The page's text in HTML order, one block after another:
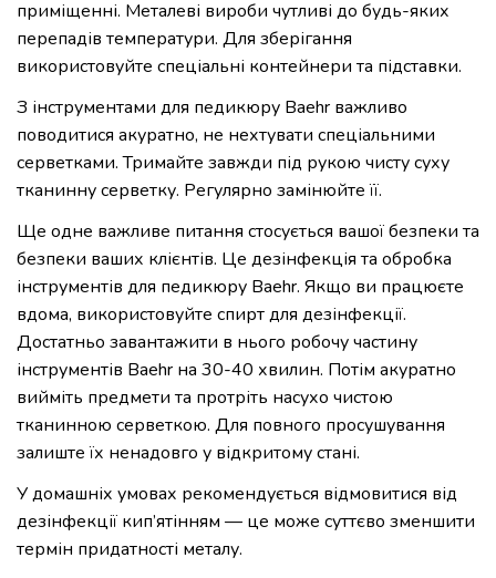
приміщенні. Металеві вироби чутливі до будь-яких
перепадів температури. Для зберігання
використовуйте спеціальні контейнери та підставки.
З інструментами для педикюру Baehr важливо
поводитися акуратно, не нехтувати спеціальними
серветками. Тримайте завжди під рукою чисту суху
тканинну серветку. Регулярно замінюйте її.
Ще одне важливе питання стосується вашої безпеки та
безпеки ваших клієнтів. Це дезінфекція та обробка
інструментів для педикюру Baehr. Якщо ви працюєте
вдома, використовуйте спирт для дезінфекції.
Достатньо завантажити в нього робочу частину
інструментів Baehr на 30-40 хвилин. Потім акуратно
вийміть предмети та протріть насухо чистою
тканинною серветкою. Для повного просушування
залиште їх ненадовго у відкритому стані.
У домашніх умовах рекомендується відмовитися від
дезінфекції кип’ятінням — це може суттєво зменшити
термін придатності металу.